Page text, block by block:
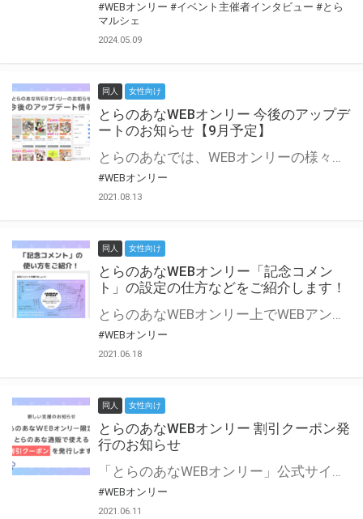
#WEBオンリー #イベント主催者インタビュー #とら
マルシェ
2024.05.09
同人 女性向け
とらのあなWEBオンリー 今後のアップデ
ートのお知らせ【9月予定】
とらのあなでは、WEBオンリーの様々な支援を実施しています。 今回は2021年9月に実装を予定しているアップデート情報についてご紹介いたします。 とらのあなWEBオンリーサイトはこちら
#WEBオンリー
2021.08.13
同人 女性向け
とらのあなWEBオンリー「記念コメン
ト」の設定の仕方などをご紹介します！
とらのあなWEBオンリー上でWEBアンソロジーが作成できる「記念コメント」について、その使い方や作成手順を解説します！ 支援タイプを「サークル参加型」「サークル参加型・マルシェ(イベント会場)機能付き」でお申し込みいただいている主催者様はぜひご活用ください♪ とらのあなWEBオンリーサイトはこちら
#WEBオンリー
2021.06.18
同人 女性向け
とらのあなWEBオンリー 割引クーポン発
行のお知らせ
「とらのあなWEBオンリー」公式サイトでとらのあな通販の「割引クーポン」を配布中！ イベントごとに開催当日限定で使える割引クーポンのシリアルコードを発行します。 とらのあなWEBオンリーのページをチェックして、イベント当日にお得にお買い物を楽しみましょう♪ ※本キャンペーンは予告なく終了する場合がございます。 とらのあなWEBオンリーサイトはこちら
#WEBオンリー
2021.06.11